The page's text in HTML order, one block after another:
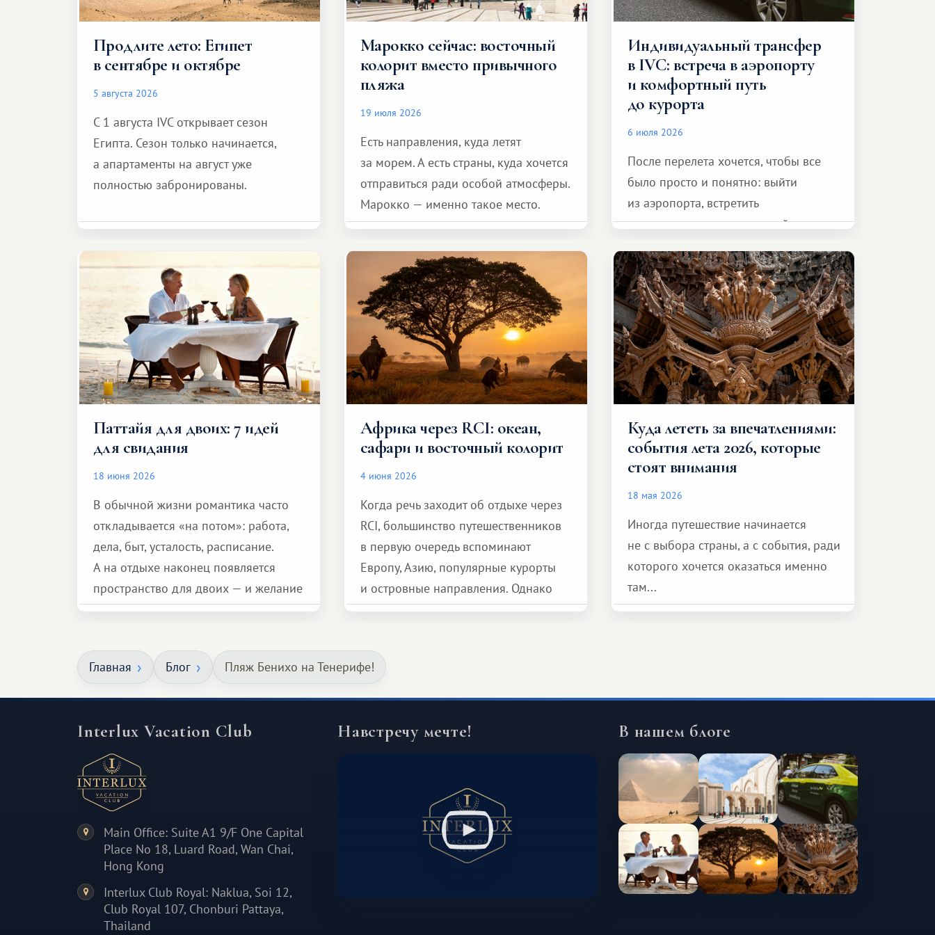
Продлите лето: Египет
в сентябре и октябре
5 августа 2026
С 1 августа IVC открывает сезон
Египта. Сезон только начинается,
а апартаменты на август уже
полностью забронированы.
Марокко сейчас: восточный
колорит вместо привычного
пляжа
19 июля 2026
Есть направления, куда летят
за морем. А есть страны, куда хочется
отправиться ради особой атмосферы.
Марокко — именно такое место.
Индивидуальный трансфер
в IVC: встреча в аэропорту
и комфортный путь
до курорта
6 июля 2026
После перелета хочется, чтобы все
было просто и понятно: выйти
из аэропорта, встретить
представителя транспортной
и спокойно доехать до курорта.
Паттайя для двоих: 7 идей
для свидания
18 июня 2026
В обычной жизни романтика часто
откладывается «на потом»: работа,
дела, быт, усталость, расписание.
А на отдыхе наконец появляется
пространство для двоих — и желание
сделать для близкого человека что-то
масштабное, но тёплое
и запоминающееся :)
Африка через RCI: океан,
сафари и восточный колорит
4 июня 2026
Когда речь заходит об отдыхе через
RCI, большинство путешественников
в первую очередь вспоминают
Европу, Азию, популярные курорты
и островные направления. Однако
возможности обменной системы
и Африка — континент, который
способен подарить совершенно иной
Куда лететь за впечатлениями:
события лета 2026, которые
стоят внимания
18 мая 2026
Иногда путешествие начинается
не с выбора страны, а с события, ради
которого хочется оказаться именно
там...
Главная Блог Пляж Бенихо на Тенерифе!
Interlux Vacation Club
Main Office: Suite A1 9/F One Capital
Place No 18, Luard Road, Wan Chai,
Hong Kong
Interlux Club Royal: Naklua, Soi 12,
Club Royal 107, Chonburi Pattaya,
Thailand
Навстречу мечте! В нашем блоге